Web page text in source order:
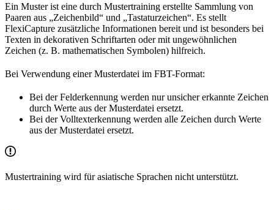
Ein Muster ist eine durch Mustertraining erstellte Sammlung von
Paaren aus „Zeichenbild“ und „Tastaturzeichen“. Es stellt
FlexiCapture zusätzliche Informationen bereit und ist besonders bei
Texten in dekorativen Schriftarten oder mit ungewöhnlichen
Zeichen (z. B. mathematischen Symbolen) hilfreich.
Bei Verwendung einer Musterdatei im FBT-Format:
Bei der Felderkennung werden nur unsicher erkannte Zeichen
durch Werte aus der Musterdatei ersetzt.
Bei der Volltexterkennung werden alle Zeichen durch Werte
aus der Musterdatei ersetzt.
Mustertraining wird für asiatische Sprachen nicht unterstützt.